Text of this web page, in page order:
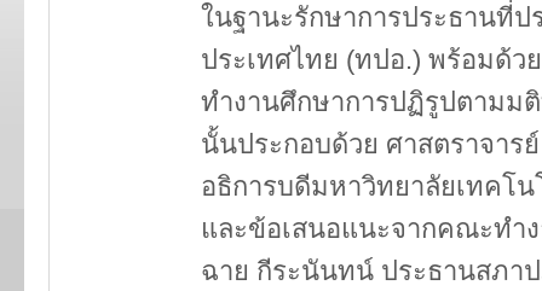
ในฐานะรักษาการประธานที่
ประเทศไทย (ทปอ.) พร้อมด้
ทำงานศึกษาการปฏิรูปตามม
นั้นประกอบด้วย ศาสตราจาร
อธิการบดีมหาวิทยาลัยเทคโ
และข้อเสนอแนะจากคณะทำ
ฉาย กีระนันทน์ ประธานสภา